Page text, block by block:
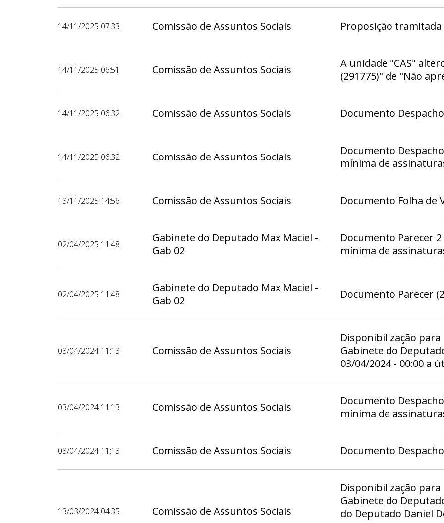
Gabinete do
Gabinete do
Gabinete do
Gabinete da
da Deputada Doutora
Deputado Gabriel
Deputado Joaquim
Deputado Max
Pastor Daniel de
Paula Belmonte -
Gab 12, Gabinete do
Gabinete do
Gabinete do
14/11/2025 07:33 Comissão de Assuntos Sociais Proposição tramitada
14/11/2025 06:51 Comissão de Assuntos Sociais
A unidade "CAS"
(291775)" de "Não
14/11/2025 06:32 Comissão de Assuntos Sociais Documento
14/11/2025 06:32 Comissão de Assuntos Sociais
Documento
mínima de
13/11/2025 14:56 Comissão de Assuntos Sociais Documento Folha de
02/04/2025 11:48
Gabinete do Deputado Max Maciel -
Gab 02
Documento Parecer
mínima de
02/04/2025 11:48
Gabinete do Deputado Max Maciel -
Gab 02
Documento Parecer
03/04/2024 11:13 Comissão de Assuntos Sociais
Disponibilização
Gabinete do
03/04/2024 - 00:00 a
03/04/2024 11:13 Comissão de Assuntos Sociais
Documento
mínima de
03/04/2024 11:13 Comissão de Assuntos Sociais Documento
13/03/2024 04:35 Comissão de Assuntos Sociais
Disponibilização
Gabinete do
do Deputado Daniel